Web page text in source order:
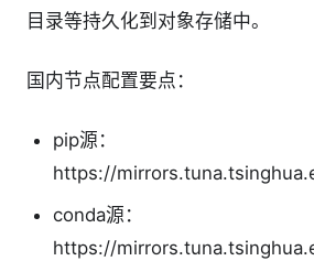
目录等持久化到对象存储中。
国内节点配置要点：
pip源：
https://
conda源：
https://